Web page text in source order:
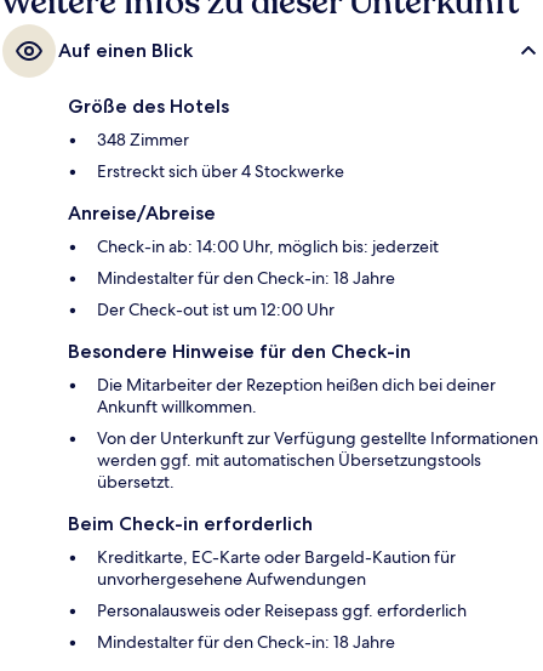
Auf einen Blick
Größe des Hotels
348 Zimmer
Erstreckt sich über 4 Stockwerke
Anreise/Abreise
Check-in ab: 14:00 Uhr, möglich bis: jederzeit
Mindestalter für den Check-in: 18 Jahre
Der Check-out ist um 12:00 Uhr
Besondere Hinweise für den Check-in
Die Mitarbeiter der Rezeption heißen dich bei deiner
Ankunft willkommen.
Von der Unterkunft zur Verfügung gestellte Informationen
werden ggf. mit automatischen Übersetzungstools
übersetzt.
Beim Check-in erforderlich
Kreditkarte, EC-Karte oder Bargeld-Kaution für
unvorhergesehene Aufwendungen
Personalausweis oder Reisepass ggf. erforderlich
Mindestalter für den Check-in: 18 Jahre